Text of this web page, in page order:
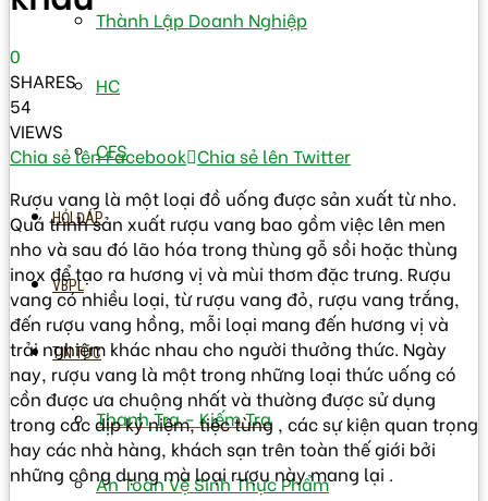
Thành Lập Doanh Nghiệp
HC
CFS
HỎI ĐÁP
VBPL
TIN TỨC
Thanh Tra – Kiếm Tra
An Toàn Vệ Sinh Thực Phẩm
0
SHARES
54
VIEWS
Chia sẻ lên Facebook Chia sẻ lên Twitter
Rượu vang là một loại đồ uống được sản xuất từ nho.
Quá trình sản xuất rượu vang bao gồm việc lên men
nho và sau đó lão hóa trong thùng gỗ sồi hoặc thùng
inox để tạo ra hương vị và mùi thơm đặc trưng. Rượu
vang có nhiều loại, từ rượu vang đỏ, rượu vang trắng,
đến rượu vang hồng, mỗi loại mang đến hương vị và
trải nghiệm khác nhau cho người thưởng thức. Ngày
nay, rượu vang là một trong những loại thức uống có
cồn được ưa chuộng nhất và thường được sử dụng
trong các dịp kỷ niệm, tiệc tùng , các sự kiện quan trọng
hay các nhà hàng, khách sạn trên toàn thế giới bởi
những công dụng mà loại rượu này mang lại .